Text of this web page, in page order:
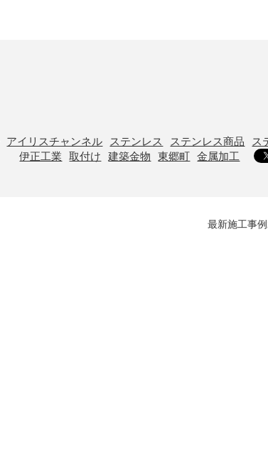
アイリスチャンネル ステンレス ステンレス商品
ス
伊正工業
取付け 建築金物 東郷町 金属加工
最新施工事